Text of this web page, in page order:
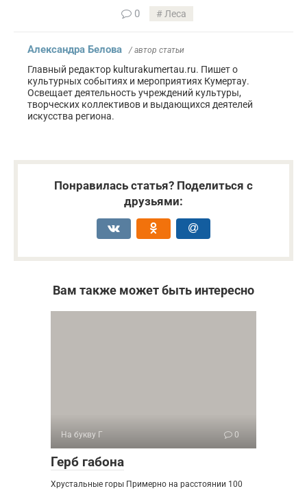
0 Леса
Александра Белова / автор статьи
Главный редактор kulturakumertau.ru. Пишет о
культурных событиях и мероприятиях Кумертау.
Освещает деятельность учреждений культуры,
творческих коллективов и выдающихся деятелей
искусства региона.
Понравилась статья? Поделиться с
друзьями:
Вам также может быть интересно
На букву Г 0
Герб габона
Хрустальные горы Примерно на расстоянии 100